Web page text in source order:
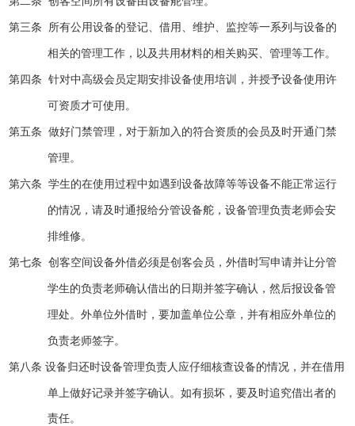
第三条 所有公用设备的登记、借用、维护、监控等一系列与设备的
相关的管理工作，以及共用材料的相关购买、管理等工作。
第四条 针对中高级会员定期安排设备使用培训，并授予设备使用许
可资质才可使用。
第五条 做好门禁管理，对于新加入的符合资质的会员及时开通门禁
管理。
第六条 学生的在使用过程中如遇到设备故障等等设备不能正常运行
的情况，请及时通报给分管设备舵，设备管理负责老师会安
排维修。
第七条 创客空间设备外借必须是创客会员，外借时写申请并让分管
学生的负责老师确认借出的日期并签字确认，然后报设备管
理处。外单位外借时，要加盖单位公章，并有相应外单位的
负责老师签字。
第八条设备归还时设备管理负责人应仔细核查设备的情况，并在借用
单上做好记录并签字确认。如有损坏，要及时追究借出者的
责任。